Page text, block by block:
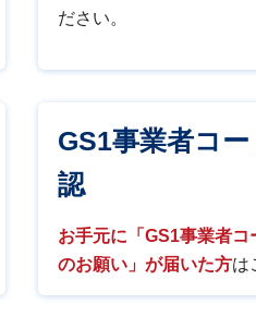
ださい。
GS1事業者コ
認
お手元に「GS1事業者
のお願い」が届いた方は